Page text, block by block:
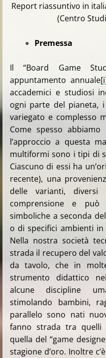
Report riassuntivo in
(Centro
Premessa
Il “Board Game
appuntamento annuale
accademici e studiosi
ogni parte del pianeta,
variegato e complesso
Come spesso
l’approccio a questa
multiformi sono i tipi di
Ciascuno di essi ha
recente), una
delle varianti,
comprensione e può
simboliche a seconda
o di specifici ambienti
Nella nostra società
strada il recupero del
da tavolo, che in
strumento didattico
alcune discipline
stimolando bambini,
parallelo sono nati
fanno strada tra quelli
quella del “game
stagione d’oro. Inoltre